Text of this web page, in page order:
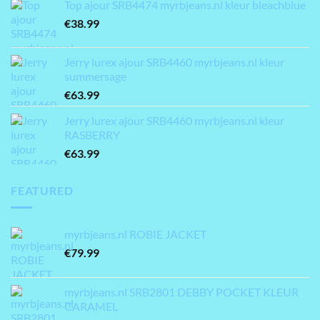
Top ajour SRB4474 myrbjeans.nl kleur bleachblue
€38.99
Jerry lurex ajour SRB4460 myrbjeans.nl kleur
summersage
€63.99
Jerry lurex ajour SRB4460 myrbjeans.nl kleur
RASBERRY
€63.99
FEATURED
myrbjeans.nl ROBIE JACKET
€79.99
myrbjeans.nl SRB2801 DEBBY POCKET KLEUR
CARAMEL